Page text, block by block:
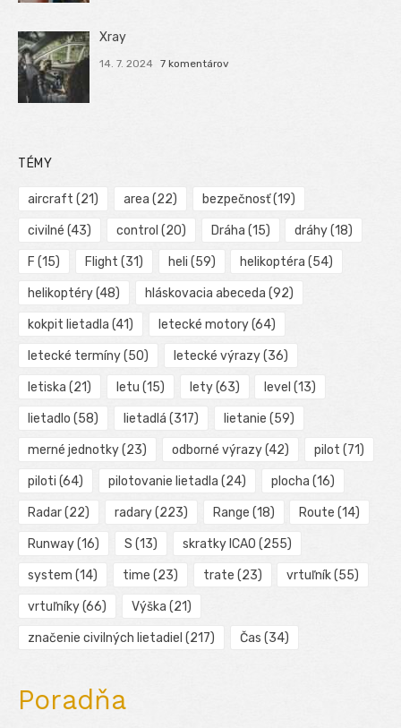
Xray
14. 7. 2024 7 komentárov
TÉMY
aircraft (21) area (22) bezpečnosť(19)
civilné (43) control (20) Dráha (15) dráhy(18)
F (15) Flight (31) heli (59) helikoptéra (54)
helikoptéry(48) hláskovacia abeceda (92)
kokpit lietadla (41) letecké motory(64)
letecké termíny(50) letecké výrazy(36)
letiska (21) letu (15) lety(63) level (13)
lietadlo (58) lietadlá (317) lietanie (59)
merné jednotky(23) odborné výrazy(42) pilot (71)
piloti (64) pilotovanie lietadla (24) plocha (16)
Radar(22) radary(223) Range (18) Route (14)
Runway(16) S (13) skratky ICAO (255)
system (14) time (23) trate (23) vrtuľník(55)
vrtuľníky(66) Výška (21)
značenie civilných lietadiel (217) Čas (34)
Poradňa